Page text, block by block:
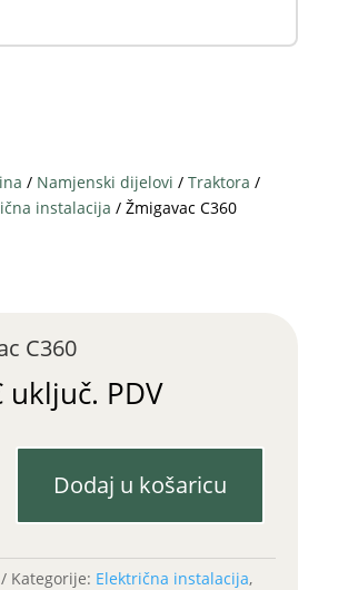
/ Namjenski dijelovi / Traktora /
instalacija / Žmigavac C360
C360
uključ. PDV
Dodaj u košaricu
Kategorije: Električna instalacija,